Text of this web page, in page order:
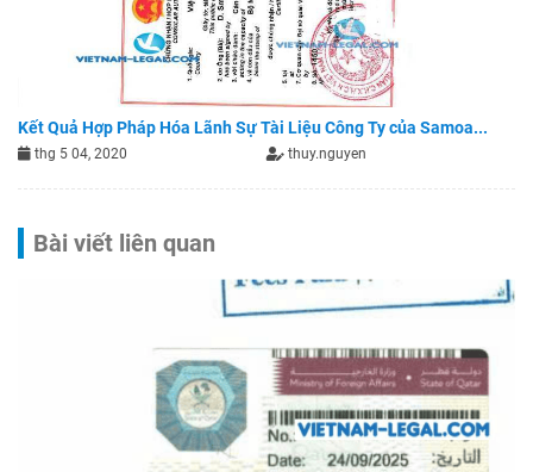
Kết Quả Hợp Pháp Hóa Lãnh Sự Tài Liệu Công Ty của Samoa...
thg 5 04, 2020 thuy.nguyen
Bài viết liên quan